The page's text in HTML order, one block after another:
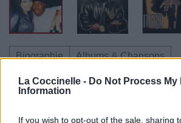
La Coccinelle - Do Not Process My
Information
If you wish to opt-out of the sale, sharing
Biographie
Albums & Chansons
Téléchargements
Photos
Corrections & commentaires